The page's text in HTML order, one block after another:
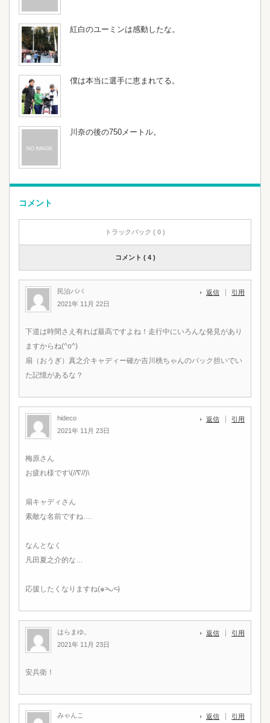
紅白のユーミンは感動したな。
僕は本当に選手に恵まれてる。
川奈の後の750メートル。
コメント
トラックバック ( 0 )
コメント ( 4 )
民泊パパ
2021年 11月 22日
返信 引用
下道は時間さえ有れば最高ですよね！走行中にいろんな発見があり
ますからね(^o^)
扇（おうぎ）真之介キャディー確か吉川桃ちゃんのバック担いでい
た記憶があるな？
hideco
2021年 11月 23日
返信 引用
梅原さん
お疲れ様です\(//∇//)\
扇キャディさん
素敵な名前ですね….
なんとなく
凡田夏之介的な…
応援したくなりますね(๑˃̵ᴗ˂̵)
はらまゆ。
2021年 11月 23日
返信 引用
安兵衛！
みゃんこ
返信 引用